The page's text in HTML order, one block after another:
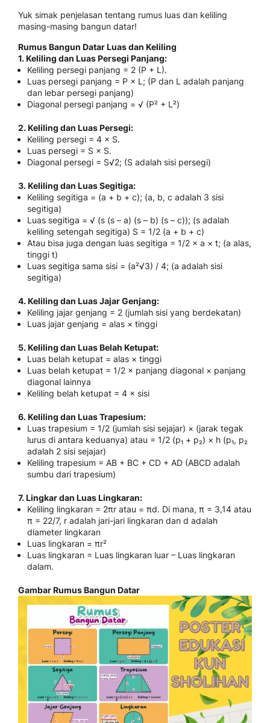
Yuk simak penjelasan tentang rumus luas dan keliling
masing-masing bangun datar!
Rumus Bangun Datar Luas dan Keliling
1. Keliling dan Luas Persegi Panjang:
Keliling persegi panjang = 2 (P + L).
Luas persegi panjang = P × L; (P dan L adalah panjang
dan lebar persegi panjang)
Diagonal persegi panjang = √ (P² + L²)
2. Keliling dan Luas Persegi:
Keliling persegi = 4 × S.
Luas persegi = S × S.
Diagonal persegi = S√2; (S adalah sisi persegi)
3. Keliling dan Luas Segitiga:
Keliling segitiga = (a + b + c); (a, b, c adalah 3 sisi
segitiga)
Luas segitiga = √ (s (s – a) (s – b) (s – c)); (s adalah
keliling setengah segitiga) S = 1/2 (a + b + c)
Atau bisa juga dengan luas segitiga = 1/2 × a × t; (a alas,
tinggi t)
Luas segitiga sama sisi = (a²√3) / 4; (a adalah sisi
segitiga)
4. Keliling dan Luas Jajar Genjang:
Keliling jajar genjang = 2 (jumlah sisi yang berdekatan)
Luas jajar genjang = alas × tinggi
5. Keliling dan Luas Belah Ketupat:
Luas belah ketupat = alas × tinggi
Luas belah ketupat = 1/2 × panjang diagonal × panjang
diagonal lainnya
Keliling belah ketupat = 4 × sisi
6. Keliling dan Luas Trapesium:
Luas trapesium = 1/2 (jumlah sisi sejajar) × (jarak tegak
lurus di antara keduanya) atau = 1/2 (p₁ + p₂) × h (p₁, p₂
adalah 2 sisi sejajar)
Keliling trapesium = AB + BC + CD + AD (ABCD adalah
sumbu dari trapesium)
7. Lingkar dan Luas Lingkaran:
Keliling lingkaran = 2πr atau = πd. Di mana, π = 3,14 atau
π = 22/7, r adalah jari-jari lingkaran dan d adalah
diameter lingkaran
Luas lingkaran = πr²
Luas lingkaran = Luas lingkaran luar – Luas lingkaran
dalam.
Gambar Rumus Bangun Datar